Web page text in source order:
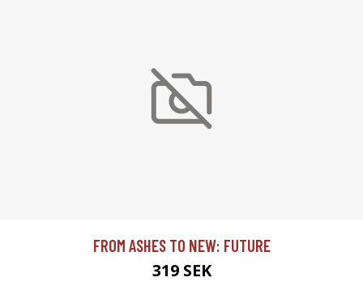
FROM ASHES TO NEW: FUTURE
319 SEK